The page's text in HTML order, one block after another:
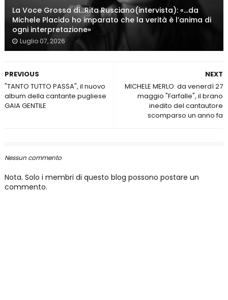
La Voce Grossa di…Rita Rusciano(intervista): «…da
Michele Placido ho imparato che la verità è l’anima di
ogni interpretazione»
Luglio 07, 2026
NEXT
MICHELE MERLO: da venerdì 27
maggio "Farfalle", il brano
inedito del cantautore
scomparso un anno fa
PREVIOUS
"TANTO TUTTO PASSA", il nuovo
album della cantante pugliese
GAIA GENTILE
Nessun commento
Nota. Solo i membri di questo blog possono postare un
commento.